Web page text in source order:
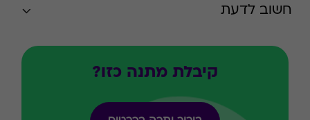
חשוב לדעת
קיבלת מתנה כזו?